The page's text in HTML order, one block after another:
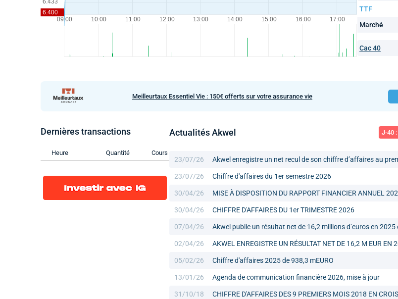
TTF
Marché
Cac 40
Meilleurtaux Essentiel Vie : 150€ offerts sur votre assurance vie
Dernières transactions
Heure Quantité Cours
Actualités Akwel J-40
23/07/26 Akwel enregistre un net recul de son chiffre d’affaires au
23/07/26 Chiffre d'affaires du 1er semestre 2026
30/04/26 MISE À DISPOSITION DU RAPPORT FINANCIER ANNUEL
30/04/26 CHIFFRE D'AFFAIRES DU 1er TRIMESTRE 2026
07/04/26 Akwel publie un résultat net de 16,2 millions d’euros en 2025
02/04/26 AKWEL ENREGISTRE UN RÉSULTAT NET DE 16,2 M EUR EN
05/02/26 Chiffre d'affaires 2025 de 938,3 mEURO
13/01/26 Agenda de communication financière 2026, mise à jour
31/10/18 CHIFFRE D'AFFAIRES DES 9 PREMIERS MOIS 2018 EN